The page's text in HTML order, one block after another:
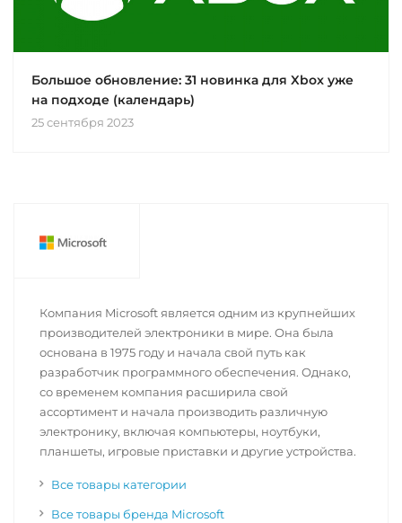
Большое обновление: 31 новинка для Xbox уже
на подходе (календарь)
25 сентября 2023
Компания Microsoft является одним из крупнейших
производителей электроники в мире. Она была
основана в 1975 году и начала свой путь как
разработчик программного обеспечения. Однако,
со временем компания расширила свой
ассортимент и начала производить различную
электронику, включая компьютеры, ноутбуки,
планшеты, игровые приставки и другие устройства.
Все товары категории
Все товары бренда Microsoft